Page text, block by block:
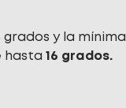
y la mínima
hasta 16 grados.